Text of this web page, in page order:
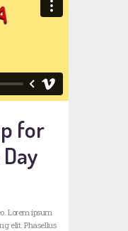
for
Lorem ipsum
elit. Phasellus